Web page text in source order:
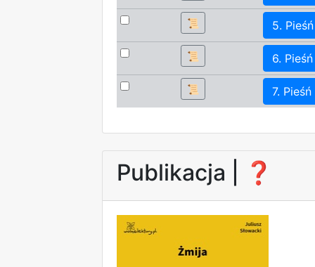
📜 5.
📜 6.
📜 7. Pieśń
Publikacja | ❓